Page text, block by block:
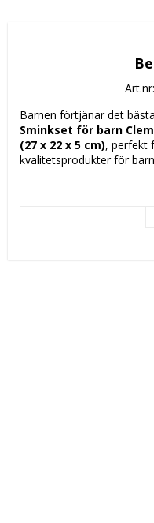
Sminkset för barn
(27 x 22 x 5 cm), perfekt
kvalitetsprodukter för